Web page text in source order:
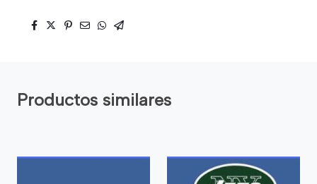
Productos similares